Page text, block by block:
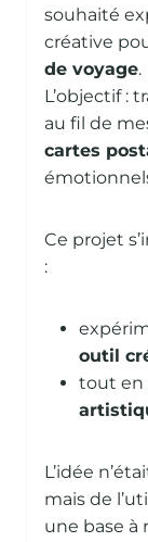
souhaité
créative
de voyage.
L’objectif :
au fil de
cartes
Ce projet
:
outil
tout en
L’idée
mais de
une base à